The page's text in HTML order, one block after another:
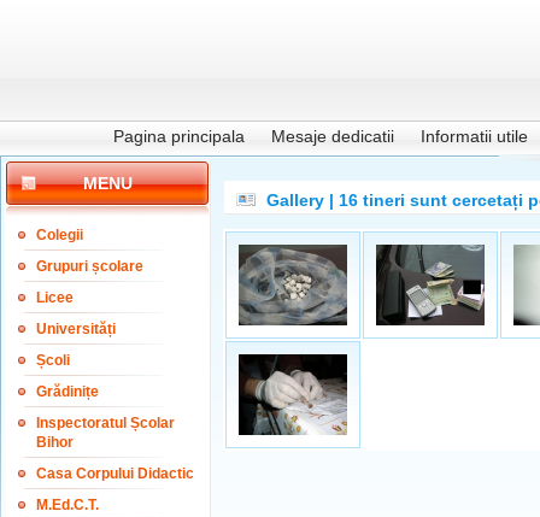
Pagina principala Mesaje dedicatii Informatii utile
MENU
Colegii
Grupuri școlare
Licee
Universități
Școli
Grădinițe
Inspectoratul Școlar
Bihor
Casa Corpului Didactic
M.Ed.C.T.
Gallery | 16 tineri sunt cercetați